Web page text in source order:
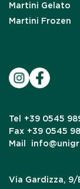
Martini Gelato
Martini Frozen
Tel
+39 0545
Fax +39 0545
Mail
Via Gardizza, 9/